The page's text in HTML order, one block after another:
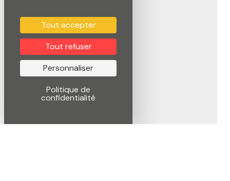
Tout accepter
Tout refuser
Personnaliser
Politique de
confidentialité